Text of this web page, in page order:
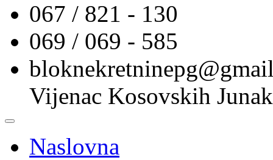
067 / 821 - 130
069 / 069 - 585
Vijenac Kosovskih
Naslovna